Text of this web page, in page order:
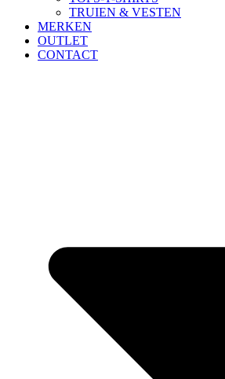
TRUIEN & VESTEN
MERKEN
OUTLET
CONTACT